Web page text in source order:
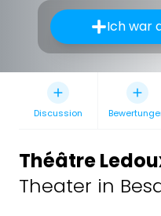
Ich war
Discussion
Théâtre
Theater in